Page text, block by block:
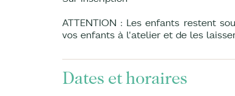
ATTENTION : Les enfants restent
vos enfants à l'atelier et de les
Dates et horaires